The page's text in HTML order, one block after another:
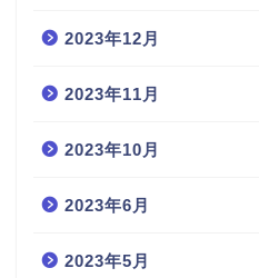
2023年12月
2023年11月
2023年10月
2023年6月
2023年5月